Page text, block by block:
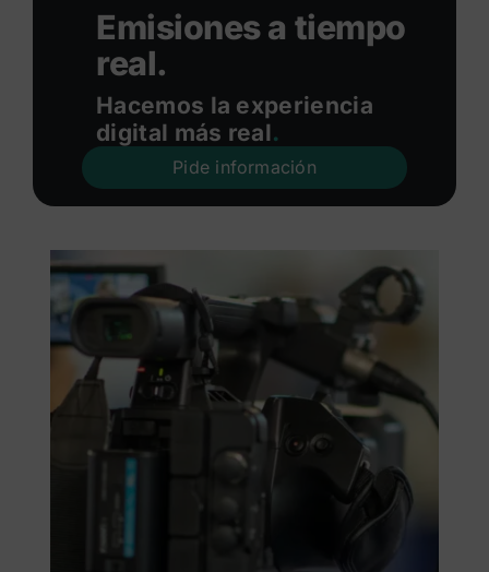
Emisiones a tiempo
real.
Hacemos la experiencia
digital más real.
Pide información